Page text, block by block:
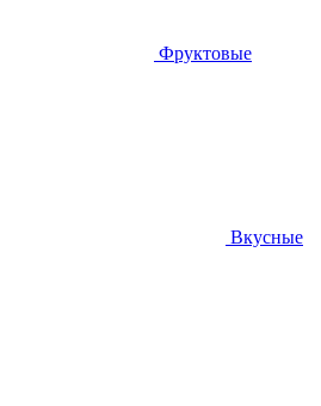
Фруктовые
Вкусные